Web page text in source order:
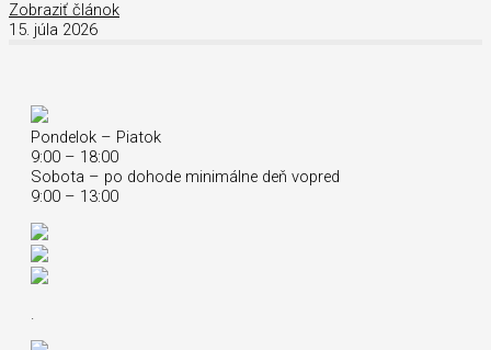
Zobraziť článok
15. júla 2026
Pondelok – Piatok
9:00 – 18:00
Sobota – po dohode minimálne deň vopred
9:00 – 13:00
.